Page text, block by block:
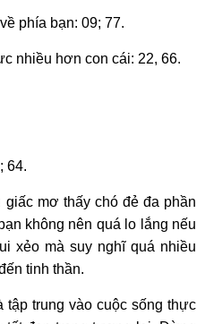
phía bạn: 09; 77.
nhiều hơn con cái: 22, 66.
64.
mơ thấy chó đẻ đa phần
không nên quá lo lắng nếu
xẻo mà suy nghĩ quá nhiều
tinh thần.
trung vào cuộc sống thực